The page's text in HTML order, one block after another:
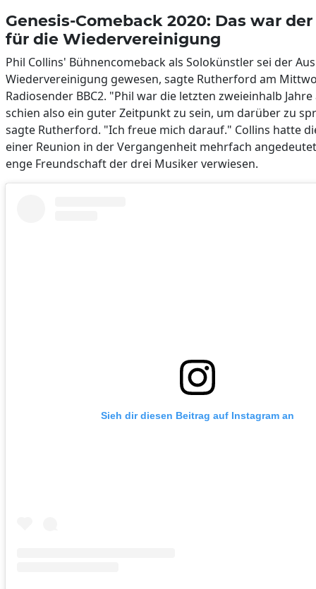
Genesis-Comeback 2020: Das war
für die Wiedervereinigung
Phil Collins' Bühnencomeback als Solokünstler sei der
Wiedervereinigung gewesen, sagte Rutherford am
Radiosender BBC2. "Phil war die letzten zweieinhalb Jahre
schien also ein guter Zeitpunkt zu sein, um darüber zu
sagte Rutherford. "Ich freue mich darauf." Collins hatte
einer Reunion in der Vergangenheit mehrfach
enge Freundschaft der drei Musiker verwiesen.
Sieh dir diesen Beitrag auf Instagram an